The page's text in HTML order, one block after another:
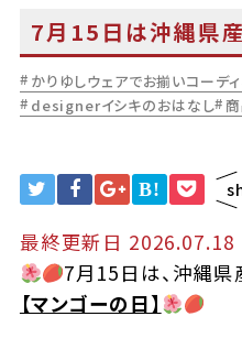
7月15日は沖縄県
かりゆしウェアでお揃いコーデ
designerイシキのおはなし
B!
最終更新日 2026.07.18
7月15日は、沖縄
【マンゴーの日】